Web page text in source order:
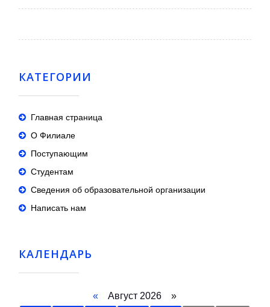
КАТЕГОРИИ
Главная страница
О Филиале
Поступающим
Студентам
Сведения об образовательной организации
Написать нам
КАЛЕНДАРЬ
« Август 2026 »